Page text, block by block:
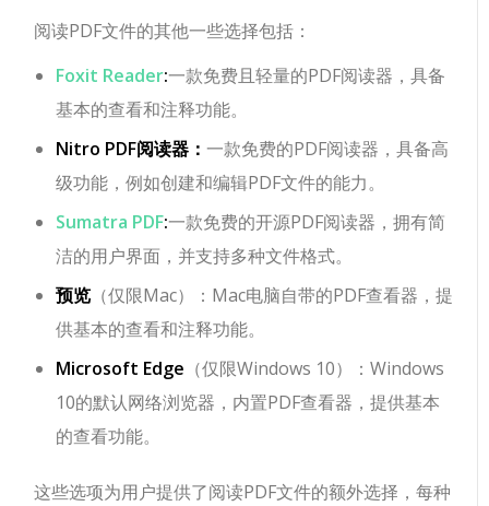
阅读PDF文件的其他一些选择包括：
Foxit Reader:一款免费且轻量的PDF阅读器，具备
基本的查看和注释功能。
Nitro PDF阅读器：一款免费的PDF阅读器，具备高
级功能，例如创建和编辑PDF文件的能力。
Sumatra PDF:一款免费的开源PDF阅读器，拥有简
洁的用户界面，并支持多种文件格式。
预览 （仅限Mac）：Mac电脑自带的PDF查看器，提
供基本的查看和注释功能。
Microsoft Edge （仅限Windows 10）：Windows
10的默认网络浏览器，内置PDF查看器，提供基本
的查看功能。
这些选项为用户提供了阅读PDF文件的额外选择，每种